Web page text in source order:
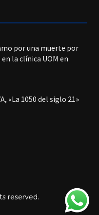
por una muerte por
la clínica UOM en
«La 1050 del siglo 21»
reserved.